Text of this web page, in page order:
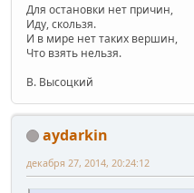
Для остановки нет причин,
Иду, скользя.
И в мире нет таких вершин,
Что взять нельзя.
В. Высоцкий
aydarkin
декабря 27, 2014, 20:24:12